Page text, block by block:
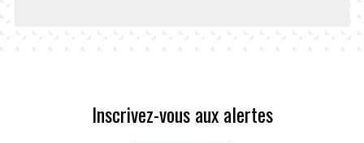
Inscrivez-vous aux alertes